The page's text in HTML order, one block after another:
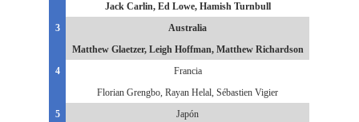
Jack Carlin, Ed Lowe, Hamish Turnbull
3
Australia
Matthew Glaetzer, Leigh Hoffman, Matthew Richardson
4
Francia
Florian Grengbo, Rayan Helal, Sébastien Vigier
5
Japón